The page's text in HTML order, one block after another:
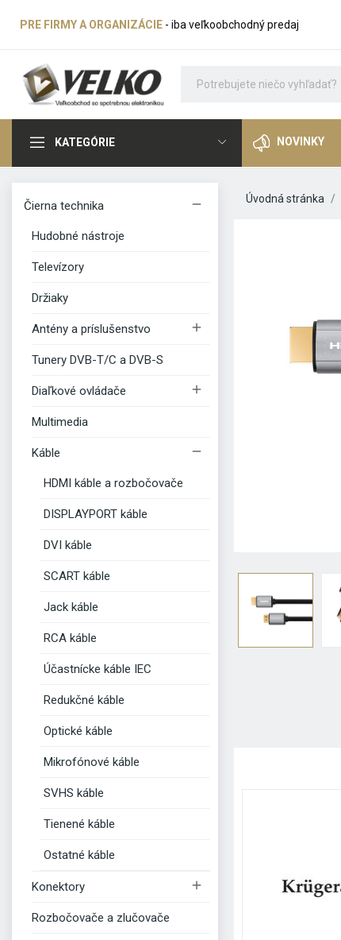
PRE FIRMY A ORGANIZÁCIE - iba veľkoobchodný predaj
KATEGÓRIE NOVINKY
Čierna technika 
Hudobné nástroje
Televízory
Držiaky
Antény a príslušenstvo 
Tunery DVB-T/C a DVB-S
Diaľkové ovládače 
Multimedia
Káble 
HDMI káble a rozbočovače
DISPLAYPORT káble
DVI káble
SCART káble
Jack káble
RCA káble
Účastnícke káble IEC
Redukčné káble
Optické káble
Mikrofónové káble
SVHS káble
Tienené káble
Ostatné káble
Konektory 
Rozbočovače a zlučovače
Úvodná stránka